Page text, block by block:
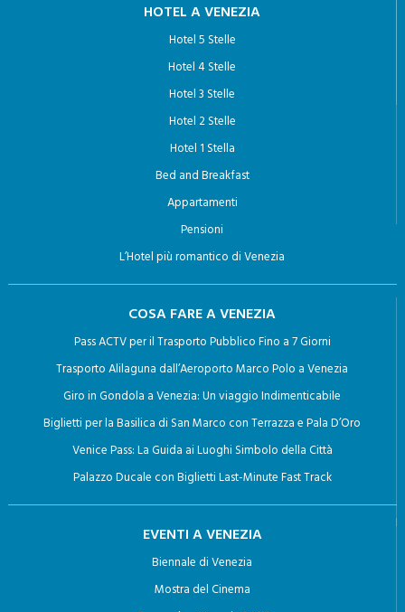
HOTEL A VENEZIA
Hotel 5 Stelle
Hotel 4 Stelle
Hotel 3 Stelle
Hotel 2 Stelle
Hotel 1 Stella
Bed and Breakfast
Appartamenti
Pensioni
L’Hotel più romantico di Venezia
COSA FARE A VENEZIA
Pass ACTV per il Trasporto Pubblico Fino a 7 Giorni
Trasporto Alilaguna dall’Aeroporto Marco Polo a Venezia
Giro in Gondola a Venezia: Un viaggio Indimenticabile
Biglietti per la Basilica di San Marco con Terrazza e Pala D’Oro
Venice Pass: La Guida ai Luoghi Simbolo della Città
Palazzo Ducale con Biglietti Last-Minute Fast Track
EVENTI A VENEZIA
Biennale di Venezia
Mostra del Cinema